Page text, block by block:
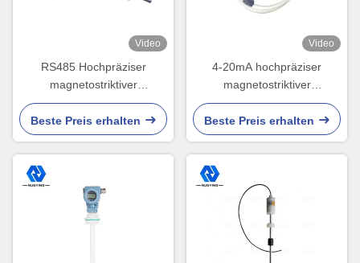
Video
RS485 Hochpräziser
magnetostriktiver
Füllstandsmesser 220VAC
magnetostriktiver
Füllstandstransmitter
Beste Preis erhalten
Video
4-20mA hochpräziser
magnetostriktiver
Füllstandsmesser 24VDC
Magnetrol-Füllstandsgeber
Beste Preis erhalten